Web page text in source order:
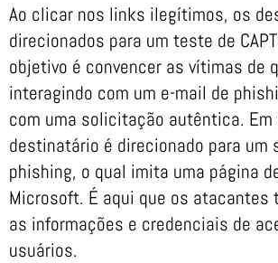
Ao clicar nos links ilegítimos, os
direcionados para um teste de
objetivo é convencer as vítimas de
interagindo com um e-mail de
com uma solicitação autêntica. Em
destinatário é direcionado para um
phishing, o qual imita uma página
Microsoft. É aqui que os atacantes
as informações e credenciais de
usuários.